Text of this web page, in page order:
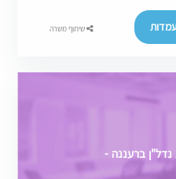
שיתוף משרה
ברעננה -